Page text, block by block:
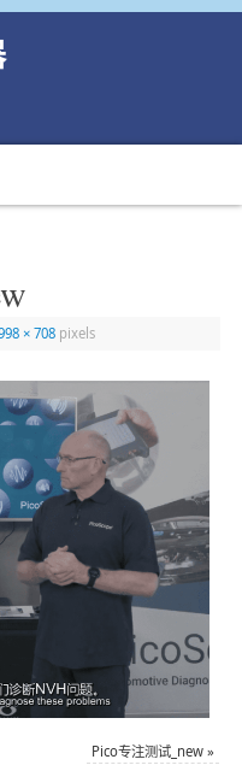
× 708pixels
Pico专注测试_new »